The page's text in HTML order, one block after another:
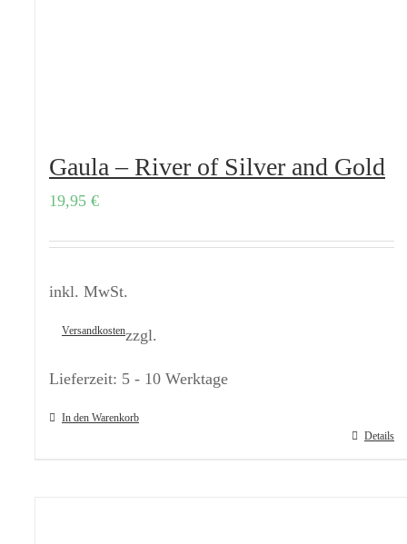
Gaula – River of Silver and Gold
19,95 €
inkl. MwSt.
zzgl.
Versandkosten
Lieferzeit: 5 - 10 Werktage
In den Warenkorb
Details